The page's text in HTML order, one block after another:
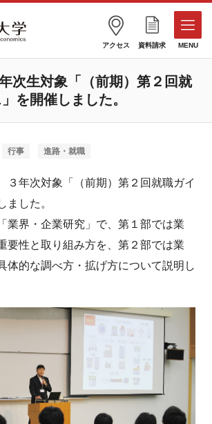
アクセス 資料請求 MENU
次生対象「（前期）第２回就
を開催しました。
行事 進路・就職
３年次対象「（前期）第２回就職ガイ
ました。
業界・企業研究」で、第１部では業
要性と取り組み方を、第２部では業
体的な調べ方・拡げ方について説明し